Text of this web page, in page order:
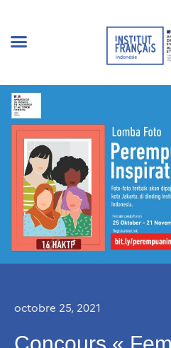
octobre 25, 2021